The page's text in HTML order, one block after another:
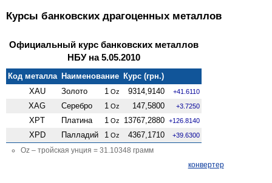
Курсы банковских драгоценных металлов
Официальный курс банковских металлов
НБУ на 5.05.2010
Код металла Наименование Курс (грн.)
XAU
Золото 1 Oz 9314,9140 +41.6110
XAG Серебро 1 Oz 147,5800 +3.7250
XPT Платина 1 Oz 13767,2880 +126.8140
XPD Палладий 1 Oz 4367,1710 +39.6300
Oz – тройская унция = 31.10348 грамм
конвертер